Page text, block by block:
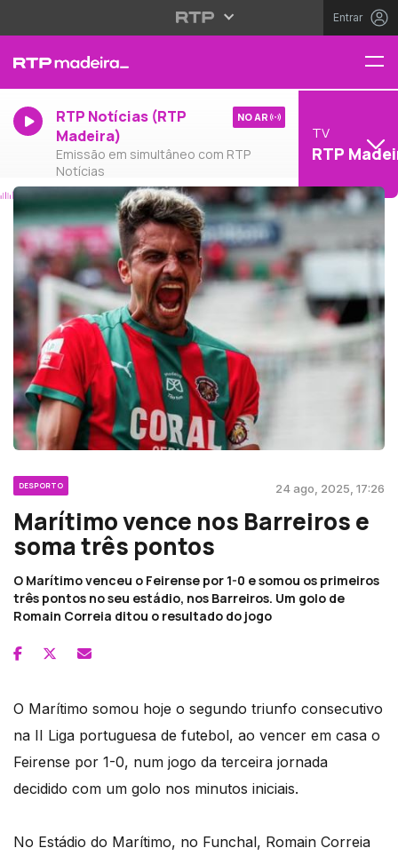
Entrar
RTP Notícias (RTP
Madeira)
Emissão em simultâneo com RTP
Notícias
NO AR
TV
RTP
DESPORTO 24 ago, 2025, 17:26
Marítimo vence nos Barreiros e
soma três pontos
O Marítimo venceu o Feirense por 1-0 e somou os primeiros
três pontos no seu estádio, nos Barreiros. Um golo de
Romain Correia ditou o resultado do jogo
O Marítimo somou hoje o segundo triunfo consecutivo
na II Liga portuguesa de futebol, ao vencer em casa o
Feirense por 1-0, num jogo da terceira jornada
decidido com um golo nos minutos iniciais.
No Estádio do Marítimo, no Funchal, Romain Correia